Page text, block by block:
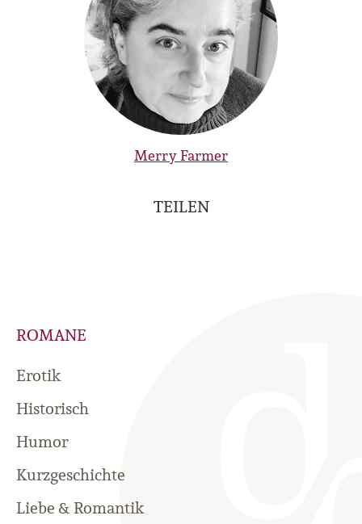
Merry Farmer
TEILEN
ROMANE
Erotik
Historisch
Humor
Kurzgeschichte
Liebe & Romantik